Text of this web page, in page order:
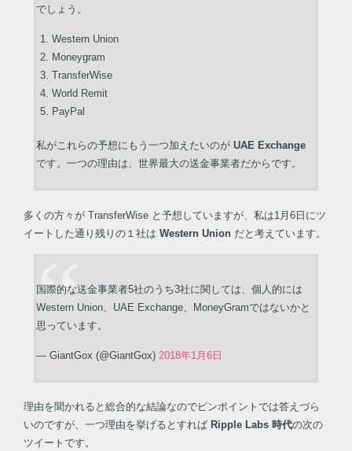
でしょう。
Western Union
Moneygram
TransferWise
World Remit
PayPal
私がこれらの予想にもう一つ加えたいのが UAE Exchange
です。一つの理由は、世界最大の送金事業者だからです。
多くの方々が TransferWise と予想していますが、私は1月6日にツ
イートした通り残りの１社は Western Union だと考えています。
国際的な送金事業者5社のうち3社に関しては、個人的には
Western Union、UAE Exchange、MoneyGramではないかと
思っています。
— GiantGox (@GiantGox) 2018年1月6日
理由を聞かれると総合的な結論なのでピンポイントでは答えづら
いのですが、一つ理由を挙げるとすれば Ripple Labs 時代の次の
ツイートです。